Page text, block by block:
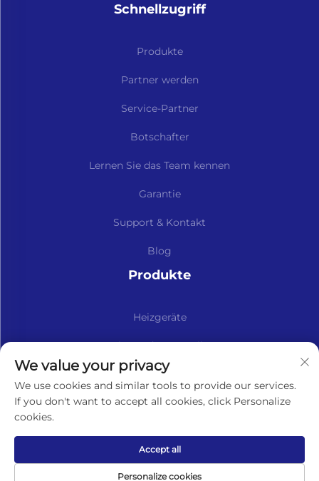
Schnellzugriff
Produkte
Partner werden
Service-Partner
Botschafter
Lernen Sie das Team kennen
Garantie
Support & Kontakt
Blog
Produkte
Heizgeräte
Kits Und Ersatzteile
Abonnieren Sie unseren Newsletter
Copyright © Lavaner (Beijing) Trading Co.,Ltd. Alle
We value your privacy
We use cookies and similar tools to provide our services.
If you don't want to accept all cookies, click Personalize
cookies.
Personalize cookies
Accept all